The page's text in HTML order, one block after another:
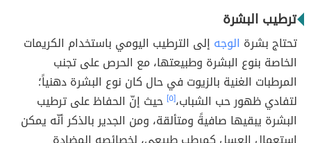
ترطيب البشرة
تحتاج بشرة الوجه إلى الترطيب اليومي باستخدام الكريمات
الخاصة بنوع البشرة وطبيعتها، مع الحرص على تجنب
المرطبات الغنية بالزيوت في حال كان نوع البشرة دهنياً؛
لتفادي ظهور حب الشباب،[٥]
حيث إنّ الحفاظ على ترطيب
البشرة يبقيها صافيةً ومتألقة، ومن الجدير بالذكر أنّه يمكن